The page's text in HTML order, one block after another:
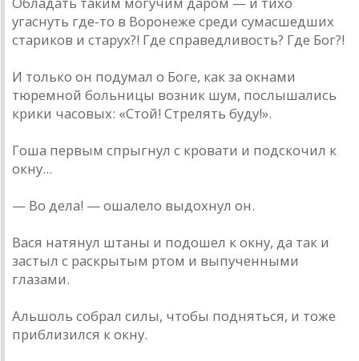
угаснуть где-то в Воронеже среди сумасшедших
стариков и старух?! Где справедливость? Где Бог?!
И только он подумал о Боге, как за окнами
тюремной больницы возник шум, послышались
крики часовых: «Стой! Стрелять буду!».
Гоша первым спрыгнул с кровати и подскочил к
окну...
— Во дела! — ошалело выдохнул он.
Вася натянул штаны и подошел к окну, да так и
застыл с раскрытым ртом и выпученными
глазами.
Альшоль собрал силы, чтобы подняться, и тоже
приблизился к окну.